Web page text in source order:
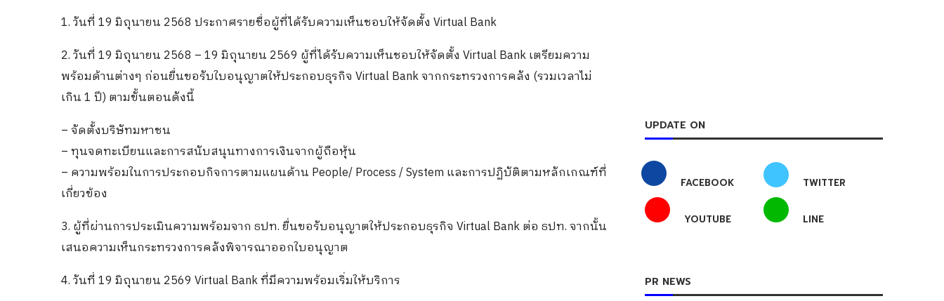
1. วันที่ 19 มิถุนายน 2568 ประกาศรายชื่อผู้ที่ได้รับความเห็นชอบให้จัดตั้ง Virtual Bank
2. วันที่ 19 มิถุนายน 2568 – 19 มิถุนายน 2569 ผู้ที่ได้รับความเห็นชอบให้จัดตั้ง Virtual Bank เตรียมความ
พร้อมด้านต่างๆ ก่อนยื่นขอรับใบอนุญาตให้ประกอบธุรกิจ Virtual Bank จากกระทรวงการคลัง (รวมเวลาไม่
เกิน 1 ปี) ตามขั้นตอนดังนี้
– จัดตั้งบริษัทมหาชน
– ทุนจดทะเบียนและการสนับสนุนทางการเงินจากผู้ถือหุ้น
– ความพร้อมในการประกอบกิจการตามแผนด้าน People/ Process / System และการปฏิบัติตามหลักเกณฑ์ที่
เกี่ยวข้อง
3. ผู้ที่ผ่านการประเมินความพร้อมจาก ธปท. ยื่นขอรับอนุญาตให้ประกอบธุรกิจ Virtual Bank ต่อ ธปท. จากนั้น
เสนอความเห็นกระทรวงการคลังพิจารณาออกใบอนุญาต
4. วันที่ 19 มิถุนายน 2569 Virtual Bank ที่มีความพร้อมเริ่มให้บริการ
UPDATE ON
FACEBOOK TWITTER
YOUTUBE LINE
PR NEWS